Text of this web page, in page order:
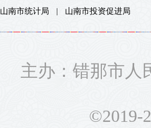
山南市统计局 | 山南市投资促进局
主办：错那市
©2019-